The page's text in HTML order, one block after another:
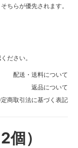
ちらが優先されます。
ださい。
配送・送料について
返品について
商取引法に基づく表記
）